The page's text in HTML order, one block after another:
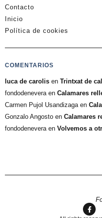
Contacto
Inicio
Política de cookies
COMENTARIOS
luca de carolis en Trintxat de
fondodeneveraen Calamares
Carmen Pujol Usandizagaen
Gonzalo Angosto en Calamares
fondodeneveraen Volvemos a